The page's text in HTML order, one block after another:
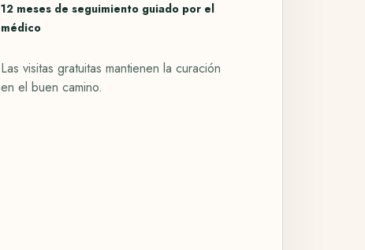
12 meses de seguimiento guiado por el
médico
Las visitas gratuitas mantienen la curación
en el buen camino.